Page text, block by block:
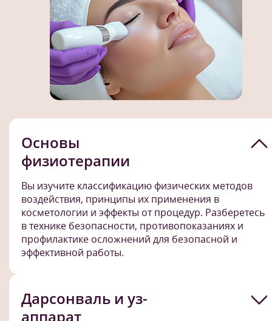
Основы
физиотерапии
Вы изучите классификацию физических методов
воздействия, принципы их применения в
косметологии и эффекты от процедур. Разберетесь
в технике безопасности, противопоказаниях и
профилактике осложнений для безопасной и
эффективной работы.
Дарсонваль и уз-
аппарат